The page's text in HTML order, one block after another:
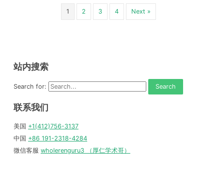
1 2 3 4 Next »
站内搜索
Search for:
联系我们
美国 +1(412)756-3137
中国 +86 191-2318-4284
微信客服 wholerenguru3 （厚仁学术哥）